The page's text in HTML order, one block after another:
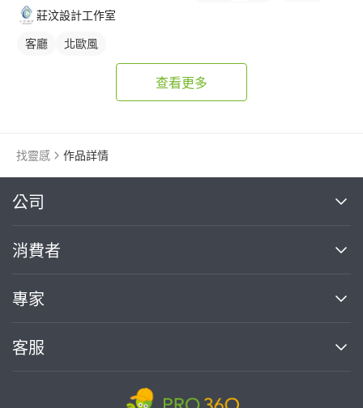
莊汶設計工作室
客廳 北歐風
查看更多
找靈感 作品詳情
公司
關於我們
部落格
加入我們
消費者
買服務
熱門服務
專家
案件中心
客服
繼續完成